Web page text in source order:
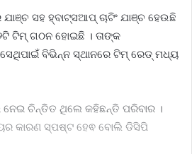
ସହ ହ୍ବାଟ୍ସଆପ୍‌ ଚାଟିଂ ଯାଞ୍ଚ ହେଉଛି
ଟିମ୍‌ ଗଠନ ହୋଇଛି । ତାଙ୍କ
ବିଭିନ୍ନ ସ୍ଥାନରେ ଟିମ୍‌ ରେଡ୍‌ ମଧ୍ୟ
ଚିନ୍ତିତ ଥିଲେ କହିଛନ୍ତି ପରିବାର ।
କାରଣ ସ୍ପଷ୍ଟ ହେଵ ବୋଲି ଡିସିପି